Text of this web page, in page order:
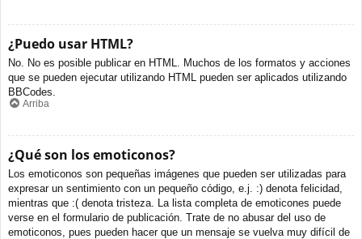
¿Puedo usar HTML?
No. No es posible publicar en HTML. Muchos de los formatos y acciones
que se pueden ejecutar utilizando HTML pueden ser aplicados utilizando
BBCodes.
Arriba
¿Qué son los emoticonos?
Los emoticonos son pequeñas imágenes que pueden ser utilizadas para
expresar un sentimiento con un pequeño código, e.j. :) denota felicidad,
mientras que :( denota tristeza. La lista completa de emoticones puede
verse en el formulario de publicación. Trate de no abusar del uso de
emoticonos, pues pueden hacer que un mensaje se vuelva muy difícil de